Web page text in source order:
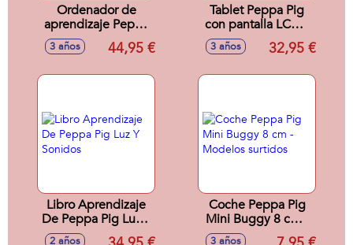
Ordenador de
aprendizaje Peppa
Pig con 5 modos
de juego y muchas
3 años 44,95 €
Tablet Peppa Pig
con pantalla LCD y
6 actividades
19x24x4 cm
3 años 32,95 €
Libro Aprendizaje
De Peppa Pig Luz Y
Sonidos
2 años
Coche Peppa Pig
Mini Buggy 8 cm -
Modelos surtidos
3 años